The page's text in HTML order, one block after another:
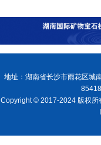
地址：湖南省长沙市雨花区城
Copyright © 2017-2024 版权所